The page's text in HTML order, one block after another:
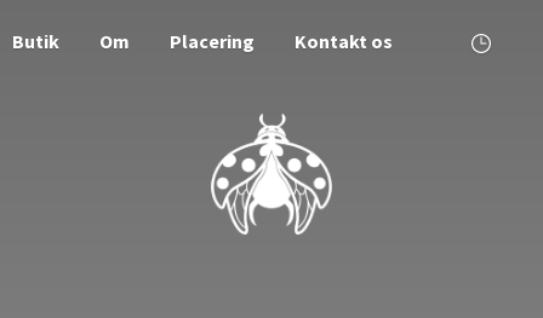
Butik Om Placering Kontakt os